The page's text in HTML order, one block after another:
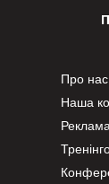
Про нас
Наша